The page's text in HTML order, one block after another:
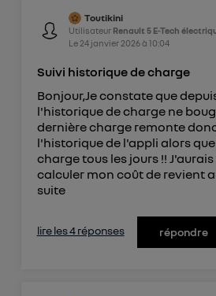
Toutikini
Utilisateur Renault 5 E-Tech
Le 24 janvier 2026à 10:04
Suivi historique de charge
Bonjour,Je constate que
l'historique de charge ne
dernière charge remonte
l'historique de l'appli alors
charge tous les jours !!
calculer mon coût de revient
suite
lire les 4 réponses répondre